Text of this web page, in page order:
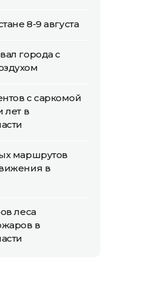
8-9 августа
города с
с саркомой
лет в
маршрутов
в
леса
в